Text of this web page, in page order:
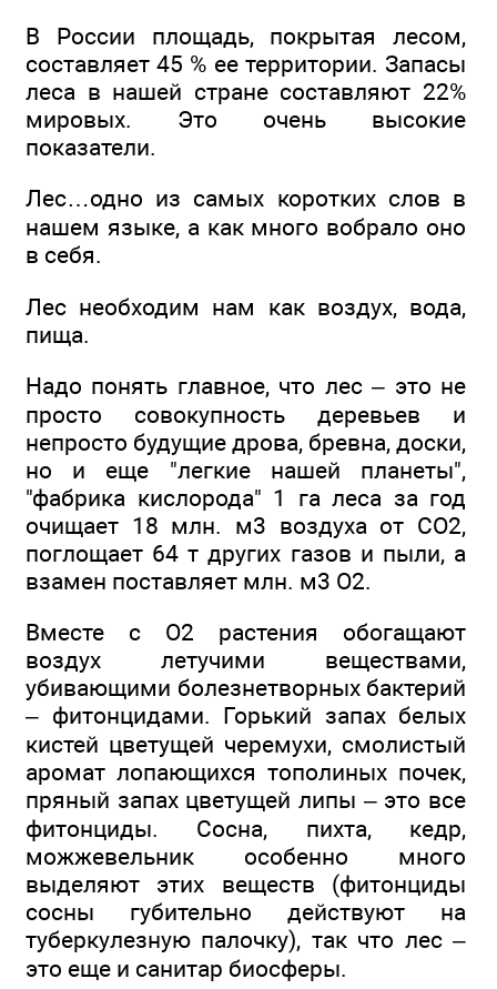
В России площадь, покрытая лесом,
составляет 45 % ее территории. Запасы
леса в нашей стране составляют 22%
мировых. Это очень высокие
показатели.
Лес…одно из самых коротких слов в
нашем языке, а как много вобрало оно
в себя.
Лес необходим нам как воздух, вода,
пища.
Надо понять главное, что лес – это не
просто совокупность деревьев и
непросто будущие дрова, бревна, доски,
но и еще "легкие нашей планеты",
"фабрика кислорода" 1 га леса за год
очищает 18 млн. м3 воздуха от CO2,
поглощает 64 т других газов и пыли, а
взамен поставляет млн. м3 O2.
Вместе с O2 растения обогащают
воздух летучими веществами,
убивающими болезнетворных бактерий
– фитонцидами. Горький запах белых
кистей цветущей черемухи, смолистый
аромат лопающихся тополиных почек,
пряный запах цветущей липы – это все
фитонциды. Сосна, пихта, кедр,
можжевельник особенно много
выделяют этих веществ (фитонциды
сосны губительно действуют на
туберкулезную палочку), так что лес –
это еще и санитар биосферы.